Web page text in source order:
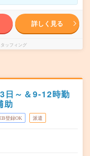
詳しく見る
ッフィング
日～＆9-12時勤
助
登録OK 派遣